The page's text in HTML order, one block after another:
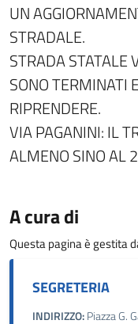
UN
STRADALE.
STRADA STATALE
SONO TERMINATI
RIPRENDERE.
VIA PAGANINI: IL
ALMENO SINO AL
A cura di
Questa pagina è gestita
SEGRETERIA
INDIRIZZO:Piazza G.